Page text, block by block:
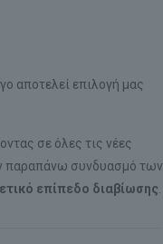
αποτελεί επιλογή μας
σε όλες τις νέες
παραπάνω συνδυασμό των
επίπεδο διαβίωσης.